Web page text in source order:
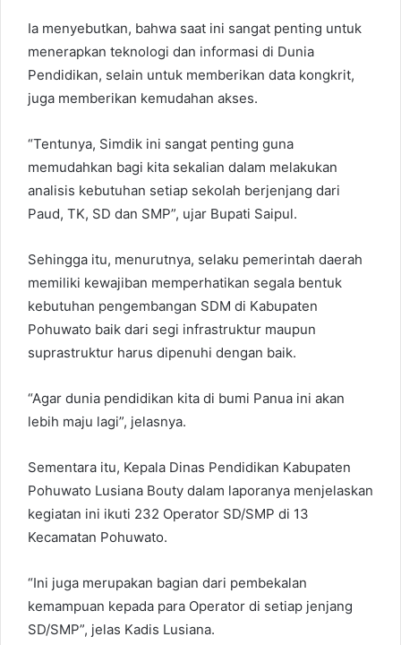
Ia menyebutkan, bahwa saat ini sangat penting untuk
menerapkan teknologi dan informasi di Dunia
Pendidikan, selain untuk memberikan data kongkrit,
juga memberikan kemudahan akses.
“Tentunya, Simdik ini sangat penting guna
memudahkan bagi kita sekalian dalam melakukan
analisis kebutuhan setiap sekolah berjenjang dari
Paud, TK, SD dan SMP”, ujar Bupati Saipul.
Sehingga itu, menurutnya, selaku pemerintah daerah
memiliki kewajiban memperhatikan segala bentuk
kebutuhan pengembangan SDM di Kabupaten
Pohuwato baik dari segi infrastruktur maupun
suprastruktur harus dipenuhi dengan baik.
“Agar dunia pendidikan kita di bumi Panua ini akan
lebih maju lagi”, jelasnya.
Sementara itu, Kepala Dinas Pendidikan Kabupaten
Pohuwato Lusiana Bouty dalam laporanya menjelaskan
kegiatan ini ikuti 232 Operator SD/SMP di 13
Kecamatan Pohuwato.
“Ini juga merupakan bagian dari pembekalan
kemampuan kepada para Operator di setiap jenjang
SD/SMP”, jelas Kadis Lusiana.